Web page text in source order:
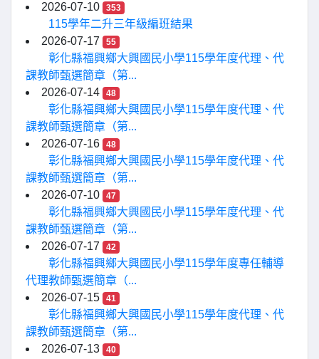
2026-07-10
353
115學年二升三年級編班結果
2026-07-17
55
彰化縣福興鄉大興國民小學115學年度代理、代
課教師甄選簡章（第...
2026-07-14
48
彰化縣福興鄉大興國民小學115學年度代理、代
課教師甄選簡章（第...
2026-07-16
48
彰化縣福興鄉大興國民小學115學年度代理、代
課教師甄選簡章（第...
2026-07-10
47
彰化縣福興鄉大興國民小學115學年度代理、代
課教師甄選簡章（第...
2026-07-17
42
彰化縣福興鄉大興國民小學115學年度專任輔導
代理教師甄選簡章（...
2026-07-15
41
彰化縣福興鄉大興國民小學115學年度代理、代
課教師甄選簡章（第...
2026-07-13
40